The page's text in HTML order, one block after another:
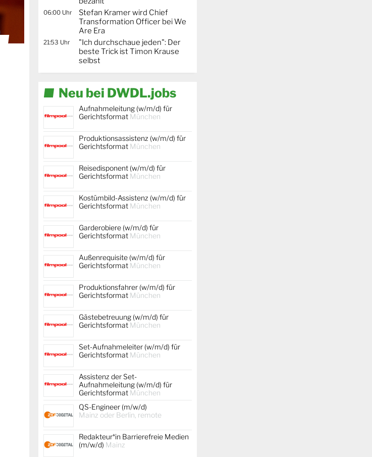
06:00 Uhr
Stefan Kramer wird Chief
Transformation Officer bei We
Are Era
21:53 Uhr
"Ich durchschaue jeden": Der
beste Trick ist Timon Krause
selbst
Neu bei DWDL.jobs
Aufnahmeleitung (w/m/d) für
Gerichtsformat München
Produktionsassistenz (w/m/d) für
Gerichtsformat München
Reisedisponent (w/m/d) für
Gerichtsformat München
Kostümbild-Assistenz (w/m/d) für
Gerichtsformat München
Garderobiere (w/m/d) für
Gerichtsformat München
Außenrequisite (w/m/d) für
Gerichtsformat München
Produktionsfahrer (w/m/d) für
Gerichtsformat München
Gästebetreuung (w/m/d) für
Gerichtsformat München
Set-Aufnahmeleiter (w/m/d) für
Gerichtsformat München
Assistenz der Set-
Aufnahmeleitung (w/m/d) für
Gerichtsformat München
QS-Engineer (m/w/d)
Mainz oder Berlin, remote
Redakteur*in Barrierefreie Medien
(m/w/d) Mainz